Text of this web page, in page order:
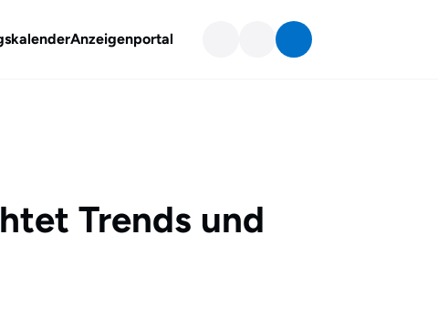
Anzeigenportal
Trends und